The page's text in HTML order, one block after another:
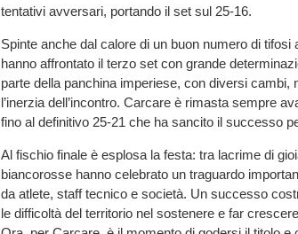
tentativi avversari, portando il set sul 25-16.
Spinte anche dal calore di un buon numero di tifosi
hanno affrontato il terzo set con grande
parte della panchina imperiese, con diversi cambi,
l’inerzia dell’incontro. Carcare è rimasta sempre
fino al definitivo 25-21 che ha sancito il successo
Al fischio finale è esplosa la festa: tra lacrime di
biancorosse hanno celebrato un traguardo
da atlete, staff tecnico e società. Un successo
le difficoltà del territorio nel sostenere e far